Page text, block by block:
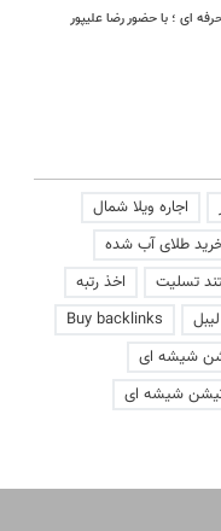
ای ؛ با حضور رضا علیپور
اجاره ویلا شمال
طلای آب شده
تسلیت
اخذ رتبه
Buy backlinks
شیشه ای
شیشه ای